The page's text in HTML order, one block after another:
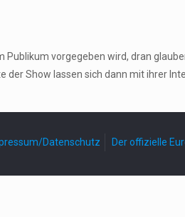
vorgegeben wird, dran
der Show lassen sich dann mit ihrer
Datenschutz Der offizielle